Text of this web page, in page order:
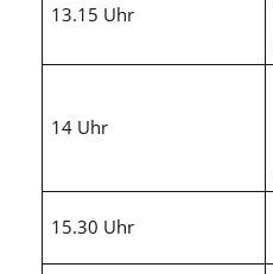
13.15 Uhr
14 Uhr
15.30 Uhr